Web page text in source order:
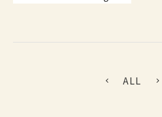
ALL